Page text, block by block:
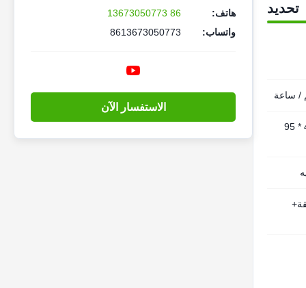
تحديد
115 * 45 * 95
هاتف:
86 13673050773
واتساب:
8613673050773
الاستفسار الآن